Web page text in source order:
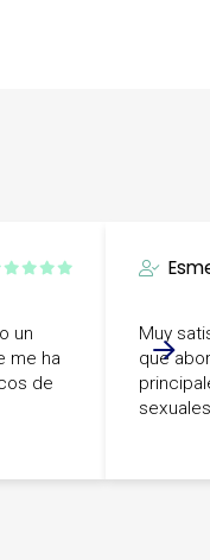
un
me ha
de
Muy
que